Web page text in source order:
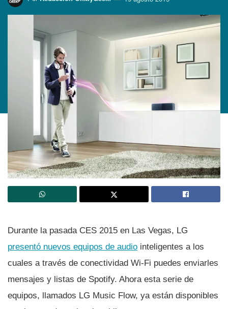
Durante la pasada CES 2015 en Las Vegas, LG
presentó nuevos equipos de audio inteligentes a los
cuales a través de conectividad Wi-Fi puedes enviarles
mensajes y listas de Spotify. Ahora esta serie de
equipos, llamados LG Music Flow, ya están disponibles